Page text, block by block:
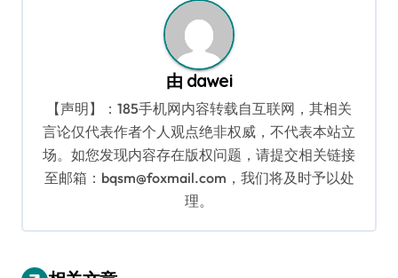
由 dawei
【声明】：185手机网内容转载自互联网，其相关
言论仅代表作者个人观点绝非权威，不代表本站立
场。如您发现内容存在版权问题，请提交相关链接
至邮箱：bqsm@foxmail.com，我们将及时予以处
理。